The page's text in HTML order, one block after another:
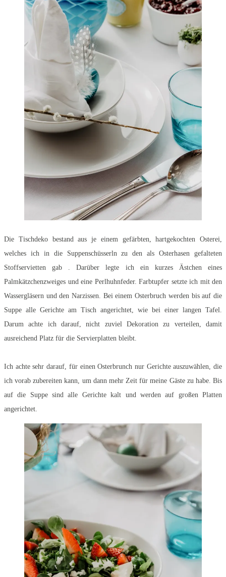
Die Tischdeko bestand aus je einem gefärbten, hartgekochten Osterei,
welches ich in die Suppenschüsserln zu den als Osterhasen gefalteten
Stoffservietten gab . Darüber legte ich ein kurzes Ästchen eines
Palmkätzchenzweiges und eine Perlhuhnfeder. Farbtupfer setzte ich mit den
Wassergläsern und den Narzissen. Bei einem Osterbruch werden bis auf die
Suppe alle Gerichte am Tisch angerichtet, wie bei einer langen Tafel.
Darum achte ich darauf, nicht zuviel Dekoration zu verteilen, damit
ausreichend Platz für die Servierplatten bleibt.
Ich achte sehr darauf, für einen Osterbrunch nur Gerichte auszuwählen, die
ich vorab zubereiten kann, um dann mehr Zeit für meine Gäste zu habe. Bis
auf die Suppe sind alle Gerichte kalt und werden auf großen Platten
angerichtet.